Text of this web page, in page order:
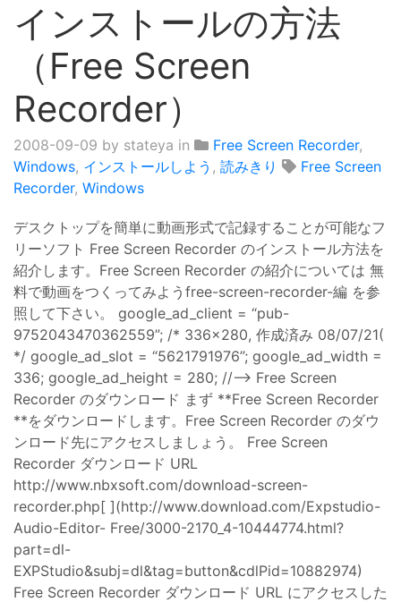
インストールの方法
（Free Screen
Recorder）
2008-09-09 by stateya in Free Screen Recorder,
Windows, インストールしよう , 読みきり
Free Screen
Recorder, Windows
デスクトップを簡単に動画形式で記録することが可能なフ
リーソフト Free Screen Recorder のインストール方法を
紹介します。Free Screen Recorder の紹介については 無
料で動画をつくってみようfree-screen-recorder-編 を参
照して下さい。 google_ad_client = “pub-
9752043470362559”; /* 336x280, 作成済み 08/07/21(
*/ google_ad_slot = “5621791976”; google_ad_width =
336; google_ad_height = 280; //–> Free Screen
Recorder のダウンロード まず **Free Screen Recorder
**をダウンロードします。Free Screen Recorder のダウ
ンロード先にアクセスしましょう。 Free Screen
Recorder ダウンロード URL
http://www.nbxsoft.com/download-screen-
recorder.php[ ](http://www.download.com/Expstudio-
Audio-Editor- Free/3000-2170_4-10444774.html?
part=dl-
EXPStudio&subj=dl&tag=button&cdlPid=10882974)
Free Screen Recorder ダウンロード URL にアクセスした